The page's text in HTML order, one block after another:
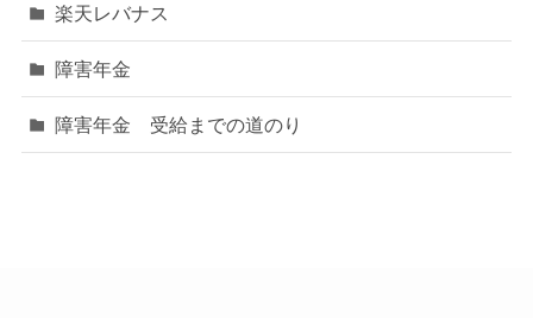
楽天レバナス
障害年金
障害年金 受給までの道のり